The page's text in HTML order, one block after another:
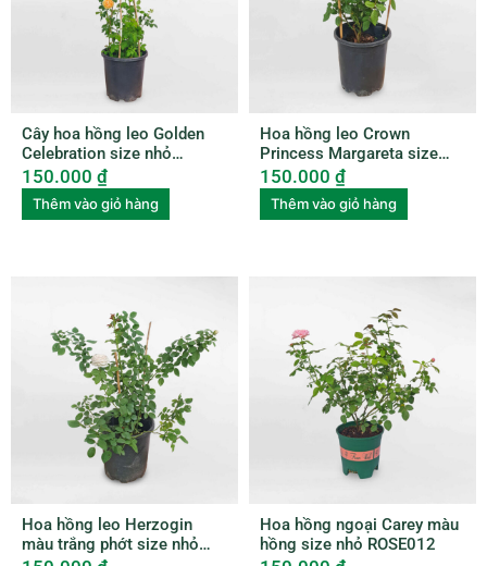
Cây hoa hồng leo Golden
Celebration size nhỏ
ROSE006
150.000 ₫
Thêm vào giỏ hàng
Hoa hồng leo Crown
Princess Margareta size
nhỏ ROSE010
150.000 ₫
Thêm vào giỏ hàng
Hoa hồng leo Herzogin
màu trắng phớt size nhỏ
Hoa hồng ngoại Carey màu
hồng size nhỏ ROSE012